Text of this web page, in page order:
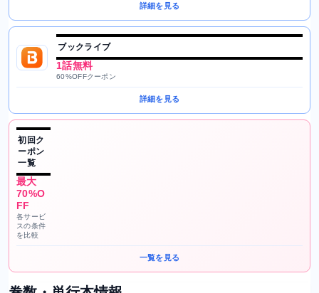
詳細を見る
ブックライブ
1話無料
60%OFFクーポン
詳細を見る
初回ク
ーポン
一覧
最大
70%O
FF
各サービ
スの条件
を比較
一覧を見る